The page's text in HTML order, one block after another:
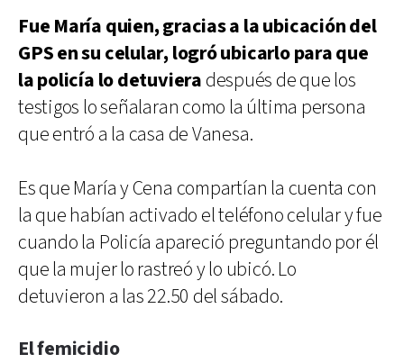
Fue María quien, gracias a la ubicación del
GPS en su celular, logró ubicarlo para que
la policía lo detuviera después de que los
testigos lo señalaran como la última persona
que entró a la casa de Vanesa.
Es que María y Cena compartían la cuenta con
la que habían activado el teléfono celular y fue
cuando la Policía apareció preguntando por él
que la mujer lo rastreó y lo ubicó. Lo
detuvieron a las 22.50 del sábado.
El femicidio